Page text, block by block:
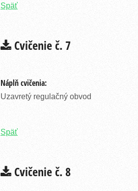
Späť
Cvičenie č. 7
Náplň cvičenia:
Uzavretý regulačný obvod
Späť
Cvičenie č. 8